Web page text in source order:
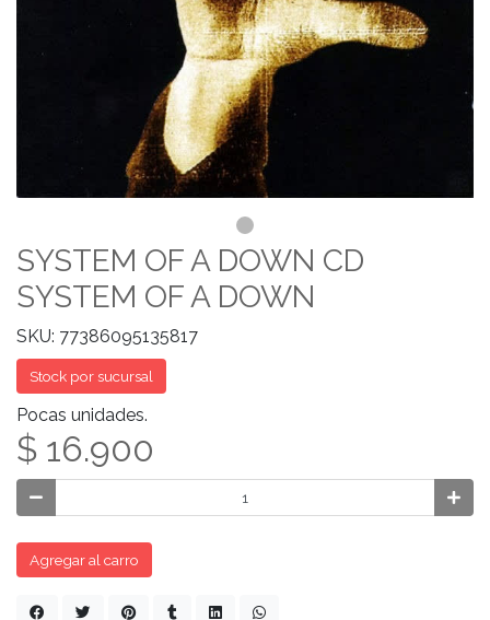
SYSTEM OF A DOWN CD
SYSTEM OF A DOWN
SKU: 77386095135817
Stock por sucursal
Pocas unidades.
$ 16.900
Agregar al carro